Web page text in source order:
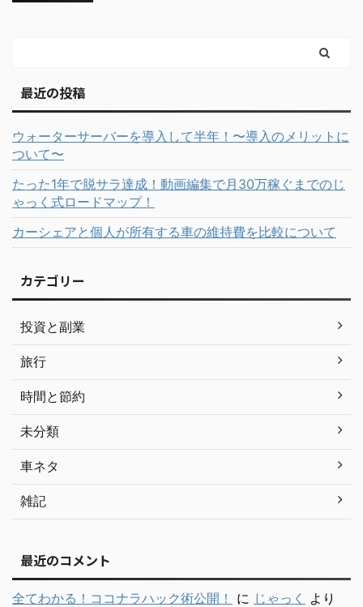
最近の投稿
ウォーターサーバーを導入して半年！〜導入のメリットに
ついて〜
たった1年で脱サラ達成！動画編集で月30万稼ぐまでのじ
ゃっく式ロードマップ！
カーシェアと個人が所有する車の維持費を比較について
カテゴリー
投資と副業
旅行
時間と節約
未分類
車ネタ
雑記
最近のコメント
全てわかる！ココナラハック術公開！ に じゃっく
より